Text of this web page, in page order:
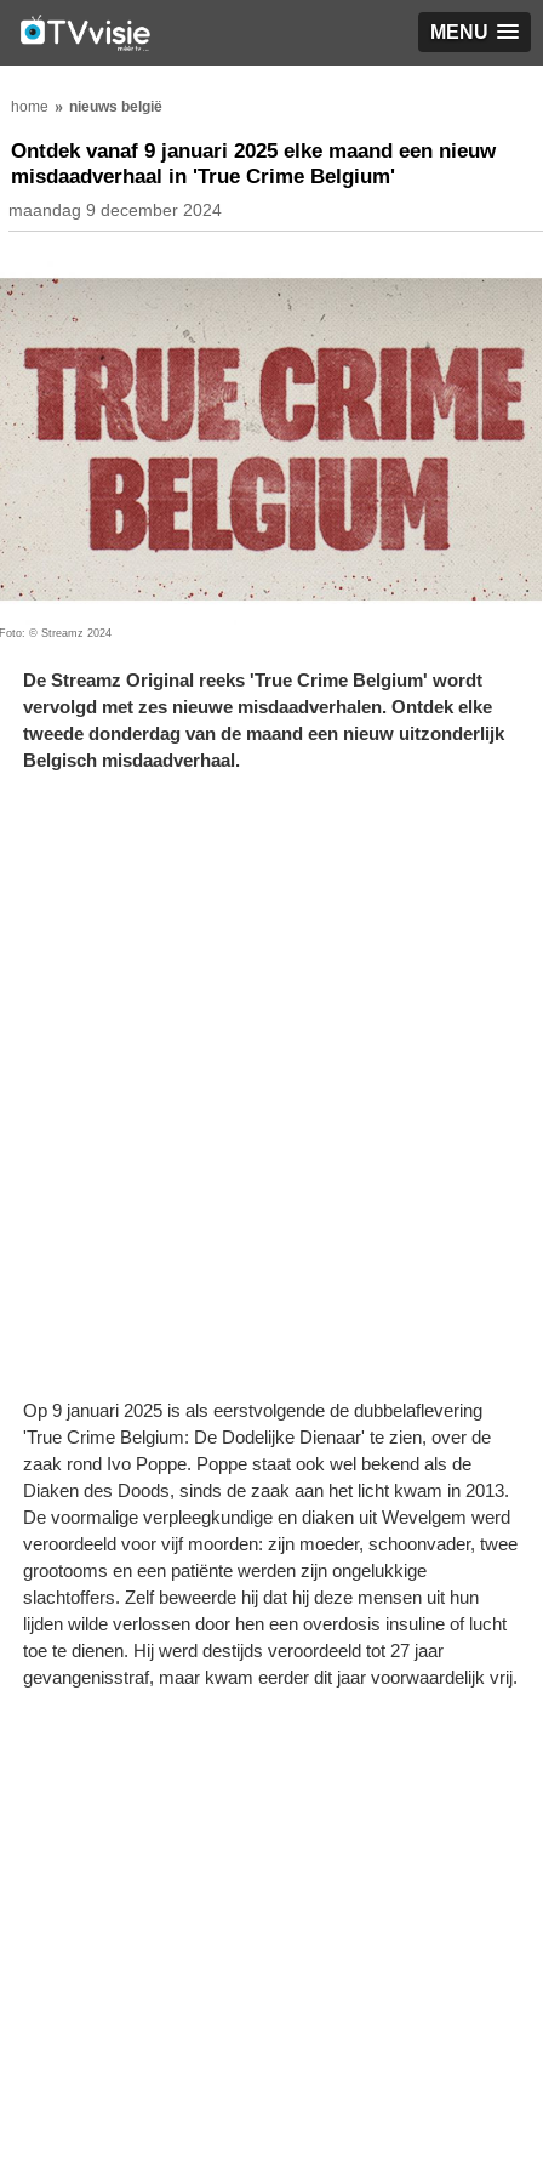
MENU
home nieuws belgië
Ontdek vanaf 9 januari 2025 elke maand een nieuw
misdaadverhaal in 'True Crime Belgium'
maandag 9 december 2024
Foto: © Streamz 2024
De Streamz Original reeks 'True Crime Belgium' wordt
vervolgd met zes nieuwe misdaadverhalen. Ontdek elke
tweede donderdag van de maand een nieuw uitzonderlijk
Belgisch misdaadverhaal.
Op 9 januari 2025 is als eerstvolgende de dubbelaflevering
'True Crime Belgium: De Dodelijke Dienaar' te zien, over de
zaak rond Ivo Poppe. Poppe staat ook wel bekend als de
Diaken des Doods, sinds de zaak aan het licht kwam in 2013.
De voormalige verpleegkundige en diaken uit Wevelgem werd
veroordeeld voor vijf moorden: zijn moeder, schoonvader, twee
grootooms en een patiënte werden zijn ongelukkige
slachtoffers. Zelf beweerde hij dat hij deze mensen uit hun
lijden wilde verlossen door hen een overdosis insuline of lucht
toe te dienen. Hij werd destijds veroordeeld tot 27 jaar
gevangenisstraf, maar kwam eerder dit jaar voorwaardelijk vrij.